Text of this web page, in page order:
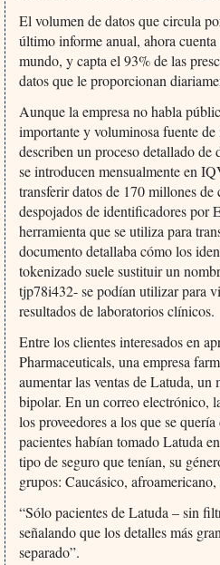
El volumen de datos que circula
último informe anual, ahora
mundo, y capta el 93% de las
datos que le proporcionan
Aunque la empresa no habla
importante y voluminosa fuente
describen un proceso detallado
se introducen mensualmente en
transferir datos de 170 millones
despojados de identificadores por
herramienta que se utiliza para
documento detallaba cómo los
tokenizado suele sustituir un
tjp78i432- se podían utilizar para
resultados de laboratorios clínicos.
Entre los clientes interesados en
Pharmaceuticals, una empresa
aumentar las ventas de Latuda,
bipolar. En un correo electrónico,
los proveedores a los que se
pacientes habían tomado Latuda
tipo de seguro que tenían, su
grupos: Caucásico,
“Sólo pacientes de Latuda – sin
señalando que los detalles más
separado”.